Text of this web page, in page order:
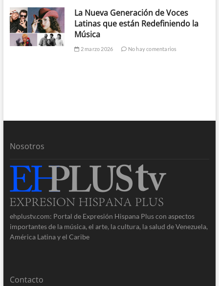
La Nueva Generación de Voces
Latinas que están Redefiniendo la
Música
2 marzo 2026 No hay comentarios
Nosotros
ehplustv.com: Portal de Expresión Hispana Plus con aspectos
importantes de la música, el arte, la cultura, la salud de Venezuela,
América Latina y el Caribe
Contacto